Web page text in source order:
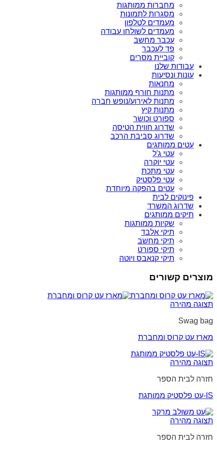
מחברות ממותגות
מסגרות לתמונות
מעמדים לטלפון
מעמדים לשולחן עבודה
עכבר מחשב
פד לעכבר
קוביית מסרים
עבודות שלנו
עונות ונסיעות
מחנאות
מתנות חורף ממותגות
מתנות לאירוע/נופש חברה
מתנות קיץ
ספורט וכושר
שדרוג חווית הטיסה
שדרוג סביבת הרכב
עטים ממותגים
עטי ג'ל
עטי יוקרה
עטי מתכת
עטי פלסטיק
עטים בהפקה מיוחדת
פינוקים לבית
שדרוג המשרד
תיקים ממותגים
שקיות ממותגות
תיקי אלבד
תיקי מחשב
תיקי ספורט
תיקי קנאבס ויוטה
מוצרים קשורים
תצוגה מהירה
Swag bag
מארז עט קרוס ומחברת
תצוגה מהירה
חזרה לבית הספר
IS-עט פלסטיק ממותגת
תצוגה מהירה
חזרה לבית הספר